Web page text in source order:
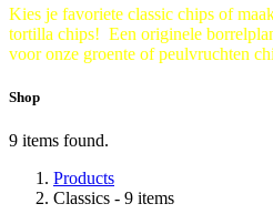
Kies je favoriete classic chips of
tortilla chips! Een originele
voor onze groente of peulvruchten
Shop
9 items found.
Products
Classics - 9 items